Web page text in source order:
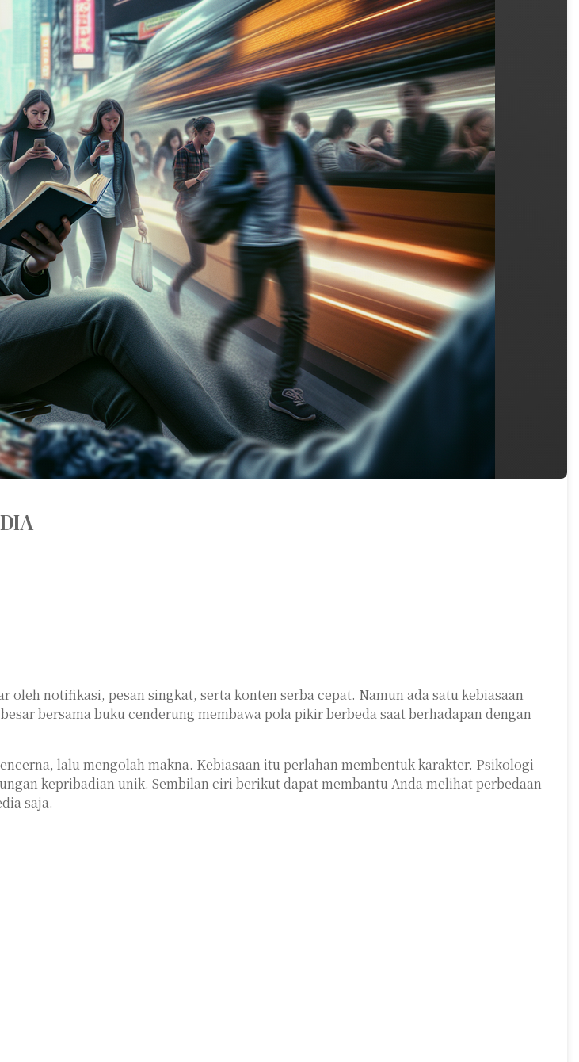
oleh notifikasi, pesan singkat, serta konten serba cepat. Namun ada satu kebiasaan
bersama buku cenderung membawa pola pikir berbeda saat berhadapan dengan
lalu mengolah makna. Kebiasaan itu perlahan membentuk karakter. Psikologi
kepribadian unik. Sembilan ciri berikut dapat membantu Anda melihat perbedaan
saja.